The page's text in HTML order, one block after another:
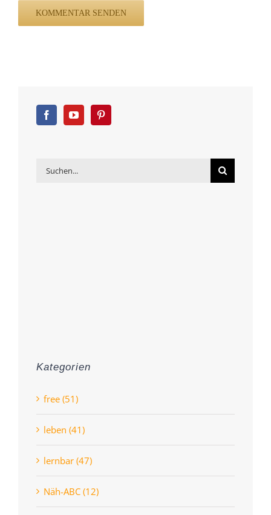
Suche
Kategorien
free (51)
leben (41)
lernbar (47)
Näh-ABC (12)